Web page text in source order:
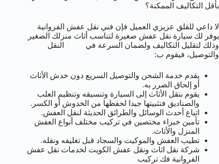
بأقل التكاليف الممكنة؟
لا داعي للقلق عزيزي العميل فإن فني نقل عفش الفروانية
يوفر لك سيارة نقل عفش صغيرة لتناسب أثاث منزلك الصغير
وذلك لتقليل التكاليف ولضمان السرعة في النقل
والتوصيل، فيقوم ب:
يقدم خدمة الشحن والتوصيل السريع دون خدش الأثاث
أو إلحاق الضرر به.
يقوم بنقل الأثاث إلى السيارة وتنسيقه وتنظيم العلب
والصناديق فتثبيتها جيدا لحفظها من الخدوش أو الكسر.
اتباع أحدث الوسائل والطرائق الحديثة لنقل العفش.
تأمين خبراء مختصين في تركيب مختلف أنواع العفش
المنزل والأثاث.
تطيب العفش والموكيت والسجاد قبل تغليفه ونقله.
شركة نقل اثاث ونقل عفش الكويت لخدمات نقل عفش
الفروانية فك تركيب